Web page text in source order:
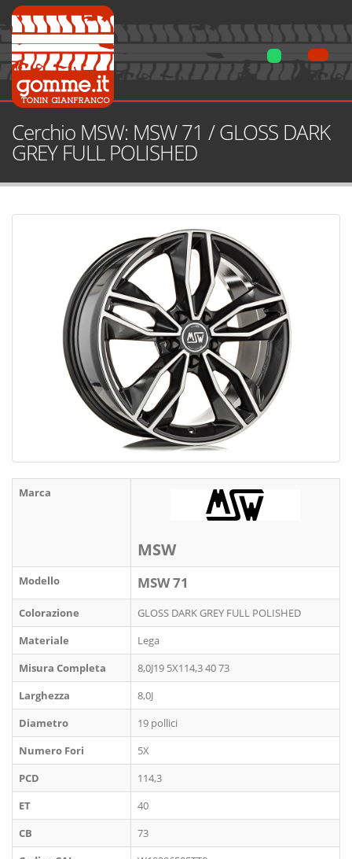
Cerchio MSW: MSW 71 / GLOSS DARK
GREY FULL POLISHED
Marca
MSW
Modello MSW 71
Colorazione
GLOSS DARK GREY FULL POLISHED
Materiale
Lega
Misura Completa
8,0J19 5X114,3 40 73
Larghezza
8,0J
Diametro
19 pollici
Numero Fori
5X
PCD
114,3
ET
40
CB
73